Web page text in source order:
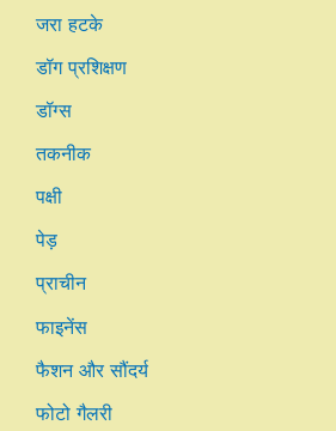
जरा हटके
डॉग प्रशिक्षण
डॉग्स
तकनीक
पक्षी
पेड़
प्राचीन
फाइनेंस
फैशन और सौंदर्य
फोटो गैलरी